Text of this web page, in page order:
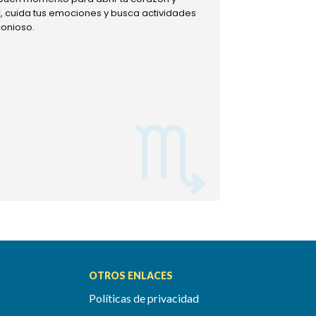
cuida tus emociones y busca actividades
OTROS ENLACES
Políticas de privacidad